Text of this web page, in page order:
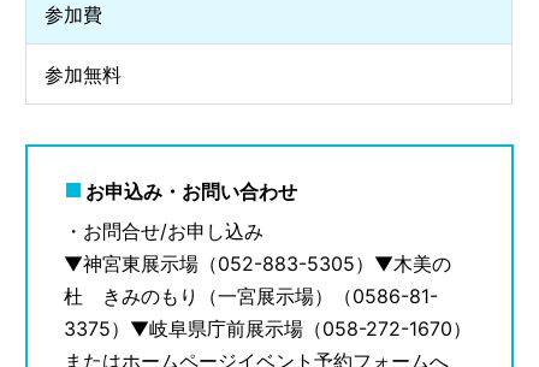
参加費
参加無料
お申込み・お問い合わせ
・お問合せ/お申し込み
▼神宮東展示場（052-883-5305）▼木美の
杜 きみのもり（一宮展示場）（0586-81-
3375）▼岐阜県庁前展示場（058-272-1670）
またはホームページイベント予約フォームへ